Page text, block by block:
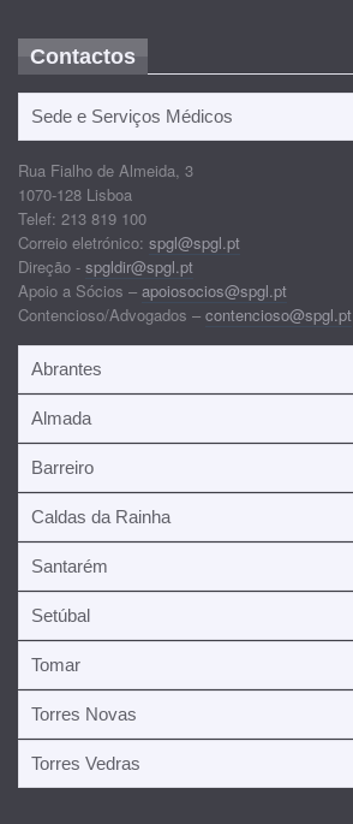
Contactos
Sede e Serviços Médicos
Rua Fialho de Almeida, 3
1070-128 Lisboa
Telef: 213 819 100
Correio eletrónico: spgl@spgl.pt
Direção - spgldir@spgl.pt
Apoio a Sócios – apoiosocios@spgl.pt
Contencioso/Advogados – contencioso@spgl.pt
Abrantes
Almada
Barreiro
Caldas da Rainha
Santarém
Setúbal
Tomar
Torres Novas
Torres Vedras